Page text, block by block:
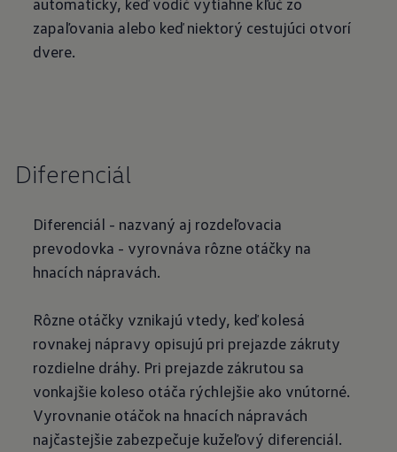
zapaľovania alebo keď niektorý cestujúci otvorí
dvere.
Diferenciál
Diferenciál - nazvaný aj rozdeľovacia
prevodovka - vyrovnáva rôzne otáčky na
hnacích nápravách.
Rôzne otáčky vznikajú vtedy, keď kolesá
rovnakej nápravy opisujú pri prejazde zákruty
rozdielne dráhy. Pri prejazde zákrutou sa
vonkajšie koleso otáča rýchlejšie ako vnútorné.
Vyrovnanie otáčok na hnacích nápravách
najčastejšie zabezpečuje kužeľový diferenciál.